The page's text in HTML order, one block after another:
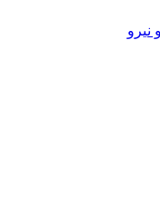
نیرو